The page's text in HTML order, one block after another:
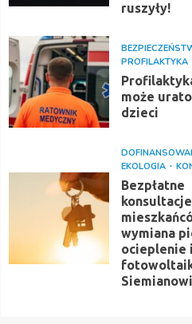
ruszyły!
PROFILAKTYKA
może
dzieci
EKOLOGIA
Bezpłatne
wymiana
ocieplenie i